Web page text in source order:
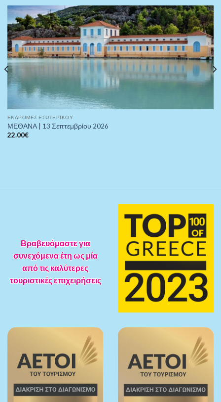
ΕΚΔΡΟΜΈΣ ΕΣΩΤΕΡΙΚΟΎ
ΜΕΘΑΝΑ | 13 Σεπτεμβρίου 2026
22.00€
Βραβευόμαστε για
συνεχόμενα έτη ως μία
από τις καλύτερες
τουριστικές επιχειρήσεις